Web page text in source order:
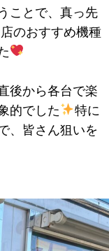
ことで、真っ先
のおすすめ機種
後から各台で楽
的でした
特に
、皆さん狙いを